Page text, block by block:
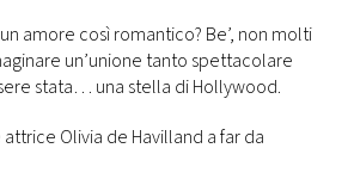
amore così romantico? Be’, non molti
un’unione tanto spettacolare
stata… una stella di Hollywood.
Olivia de Havilland a far da